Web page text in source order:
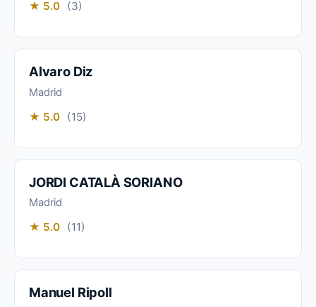
★ 5.0 (3)
Alvaro Diz
Madrid
★ 5.0 (15)
JORDI CATALÀ SORIANO
Madrid
★ 5.0 (11)
Manuel Ripoll